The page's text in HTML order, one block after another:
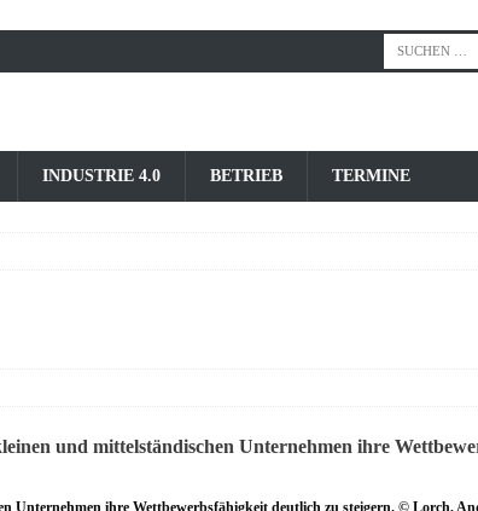
INDUSTRIE 4.0 BETRIEB TERMINE
Unternehmen ihre Wettbewerbsfähigkeit deutlich zu steigern. © Lorch,